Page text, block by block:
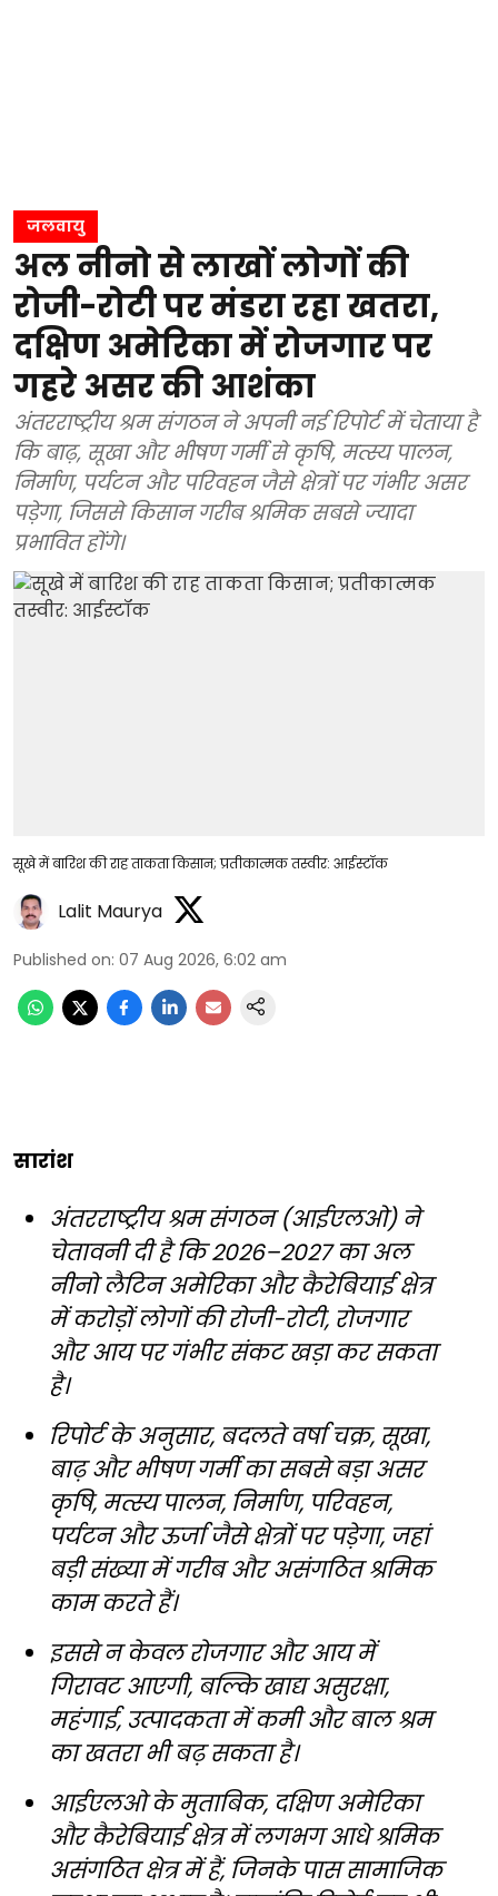
जलवायु
अल नीनो से लाखों लोगों की
रोजी-रोटी पर मंडरा रहा खतरा,
दक्षिण अमेरिका में रोजगार पर
गहरे असर की आशंका
अंतरराष्ट्रीय श्रम संगठन ने अपनी नई रिपोर्ट में चेताया है
कि बाढ़, सूखा और भीषण गर्मी से कृषि, मत्स्य पालन,
निर्माण, पर्यटन और परिवहन जैसे क्षेत्रों पर गंभीर असर
पड़ेगा, जिससे किसान गरीब श्रमिक सबसे ज्यादा
प्रभावित होंगे।
सूखे में बारिश की राह ताकता किसान; प्रतीकात्मक तस्वीर: आईस्टॉक
Lalit Maurya
Published on: 07 Aug 2026, 6:02 am
सारांश
अंतरराष्ट्रीय श्रम संगठन (आईएलओ) ने
चेतावनी दी है कि 2026–2027 का अल
नीनो लैटिन अमेरिका और कैरेबियाई क्षेत्र
में करोड़ों लोगों की रोजी-रोटी, रोजगार
और आय पर गंभीर संकट खड़ा कर सकता
है।
रिपोर्ट के अनुसार, बदलते वर्षा चक्र, सूखा,
बाढ़ और भीषण गर्मी का सबसे बड़ा असर
कृषि, मत्स्य पालन, निर्माण, परिवहन,
पर्यटन और ऊर्जा जैसे क्षेत्रों पर पड़ेगा, जहां
बड़ी संख्या में गरीब और असंगठित श्रमिक
काम करते हैं।
इससे न केवल रोजगार और आय में
गिरावट आएगी, बल्कि खाद्य असुरक्षा,
महंगाई, उत्पादकता में कमी और बाल श्रम
का खतरा भी बढ़ सकता है।
आईएलओ के मुताबिक, दक्षिण अमेरिका
और कैरेबियाई क्षेत्र में लगभग आधे श्रमिक
असंगठित क्षेत्र में हैं, जिनके पास सामाजिक